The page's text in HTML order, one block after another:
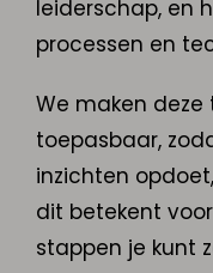
leiderschap, en
processen en
We maken deze
toepasbaar,
inzichten
dit betekent
stappen je kunt